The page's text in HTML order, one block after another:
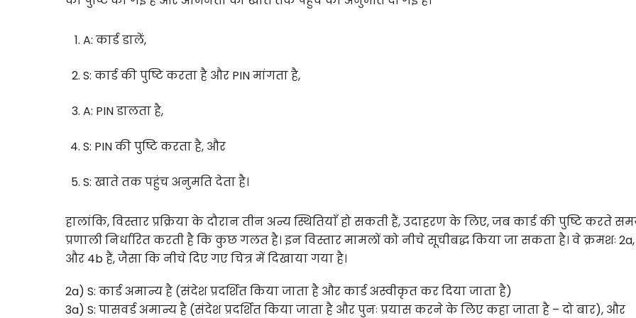
A: कार्ड डालें,
S: कार्ड की पुष्टि करता है और PIN मांगता है,
A: PIN डालता है,
S: PIN की पुष्टि करता है, और
S: खाते तक पहुंच अनुमति देता है।
हालांकि, विस्तार प्रक्रिया के दौरान तीन अन्य स्थितियाँ हो सकती हैं, उदाहरण के लिए, जब कार्ड की पुष्टि करते
प्रणाली निर्धारित करती है कि कुछ गलत है। इन विस्तार मामलों को नीचे सूचीबद्ध किया जा सकता है। वे क्रमशः
और 4b हैं, जैसा कि नीचे दिए गए चित्र में दिखाया गया है।
2a) S: कार्ड अमान्य है (संदेश प्रदर्शित किया जाता है और कार्ड अस्वीकृत कर दिया जाता है)
3a) S: पासवर्ड अमान्य है (संदेश प्रदर्शित किया जाता है और पुनः प्रयास करने के लिए कहा जाता है – दो बार), और